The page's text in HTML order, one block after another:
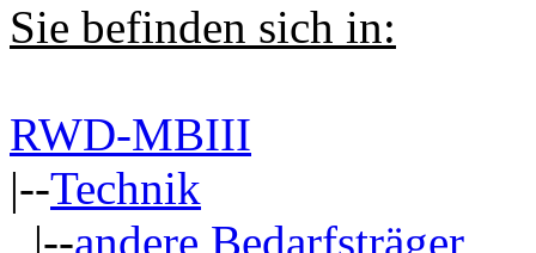
Sie befinden sich in:
RWD-MBIII
|--Technik
|--andere Bedarfsträger